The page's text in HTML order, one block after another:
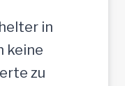
in
keine
zu